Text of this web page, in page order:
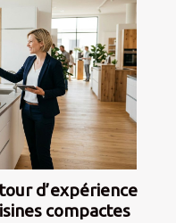
d’expérience
compactes